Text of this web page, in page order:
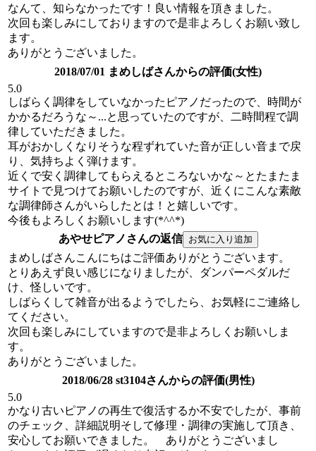
なんて、知らなかったです！良い情報を頂きました。
次回も楽しみにしておりますので是非よろしくお願い致し
ます。
ありがとうございました。
2018/07/01 まめしばさんからの評価(女性)
5.0
しばらく調律をしていなかったピアノだったので、時間が
かかるだろうな～...と思っていたのですが、二時間程で調
律していただきました。
耳がおかしくなりそうな程ずれていた音が正しい音まで戻
り、気持ちよく弾けます。
近くで安く調律してもらえるところないかな～とたまたま
サイトで見つけてお願いしたのですが、近くにこんな素敵
な調律師さんがいらしたとは！と嬉しいです。
今後もよろしくお願いします(*^^*)
あやせピアノさんの返信
まめしばさんこんにちはご評価ありがとうございます。
とりあえず良い感じになりましたが、ダンパーペダルだ
け、怪しいです。
しばらくして雑音が出るようでしたら、お気軽にご連絡し
てください。
次回も楽しみにしていますので是非よろしくお願いしま
す。
ありがとうございました。
2018/06/28 st3104さんからの評価(男性)
5.0
かなり古いピアノの再生で復活するか不安でしたが、事前
のチェック、詳細説明そして修理・調律の実施して頂き、
安心してお願いできました。 ありがとうございまし